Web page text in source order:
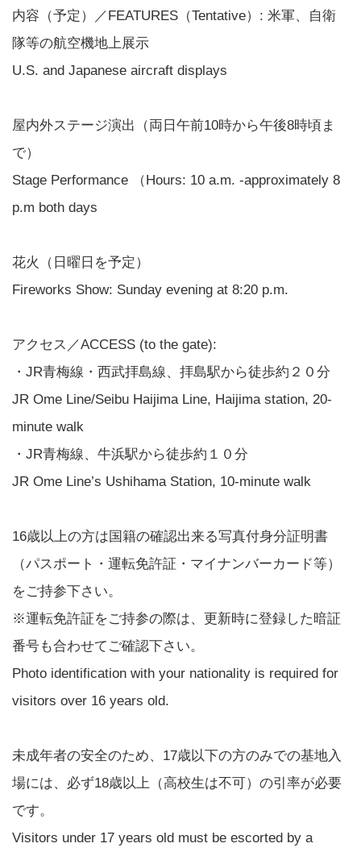
内容（予定）／FEATURES（Tentative）: 米軍、自衛
隊等の航空機地上展示
U.S. and Japanese aircraft displays
屋内外ステージ演出（両日午前10時から午後8時頃ま
で）
Stage Performance （Hours: 10 a.m. -approximately 8
p.m both days
花火（日曜日を予定）
Fireworks Show: Sunday evening at 8:20 p.m.
アクセス／ACCESS (to the gate):
・JR青梅線・西武拝島線、拝島駅から徒歩約２０分
JR Ome Line/Seibu Haijima Line, Haijima station, 20-
minute walk
・JR青梅線、牛浜駅から徒歩約１０分
JR Ome Line’s Ushihama Station, 10-minute walk
16歳以上の方は国籍の確認出来る写真付身分証明書
（パスポート・運転免許証・マイナンバーカード等）
をご持参下さい。
※運転免許証をご持参の際は、更新時に登録した暗証
番号も合わせてご確認下さい。
Photo identification with your nationality is required for
visitors over 16 years old.
未成年者の安全のため、17歳以下の方のみでの基地入
場には、必ず18歳以上（高校生は不可）の引率が必要
です。
Visitors under 17 years old must be escorted by a